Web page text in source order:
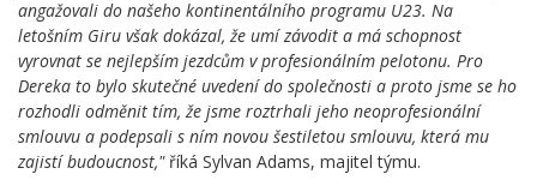
angažovali do našeho kontinentálního programu U23. Na
letošním Giru však dokázal, že umí závodit a má schopnost
vyrovnat se nejlepším jezdcům v profesionálním pelotonu. Pro
Dereka to bylo skutečné uvedení do společnosti a proto jsme se ho
rozhodli odměnit tím, že jsme roztrhali jeho neoprofesionální
smlouvu a podepsali s ním novou šestiletou smlouvu, která mu
zajistí budoucnost,"říká Sylvan Adams, majitel týmu.